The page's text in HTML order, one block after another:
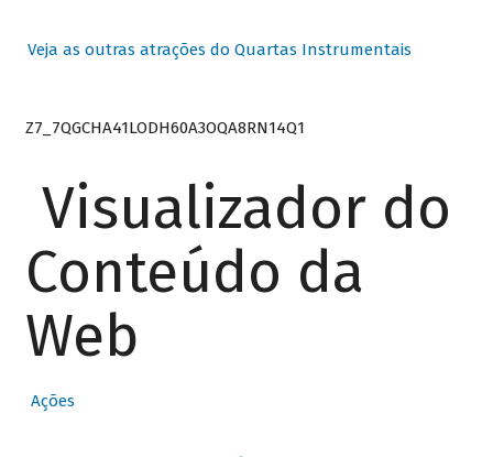
Veja as outras atrações do Quartas Instrumentais
Z7_7QGCHA41LODH60A3OQA8RN14Q1
Visualizador do
Conteúdo da
Web
Ações